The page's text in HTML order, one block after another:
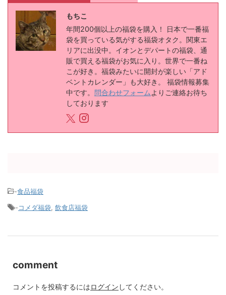
もちこ
年間200個以上の福袋を購入！ 日本で一番福
袋を買っている気がする福袋オタク。関東エ
リアに出没中。イオンとデパートの福袋、通
販で買える福袋がお気に入り。世界で一番ね
こが好き。福袋みたいに開封が楽しい「アド
ベントカレンダー」も大好き。 福袋情報募集
中です。 問合わせフォーム よりご連絡お待ち
しております
-食品福袋
-コメダ福袋 飲食店福袋
comment
コメントを投稿するにはログイン してください。